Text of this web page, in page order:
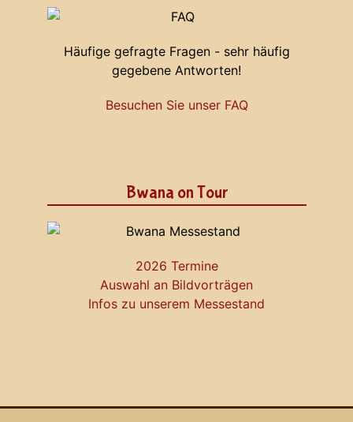
Häufige gefragte Fragen - sehr häufig
gegebene Antworten!
Besuchen Sie unser FAQ
Bwana on Tour
2026 Termine
Auswahl an Bildvorträgen
Infos zu unserem Messestand